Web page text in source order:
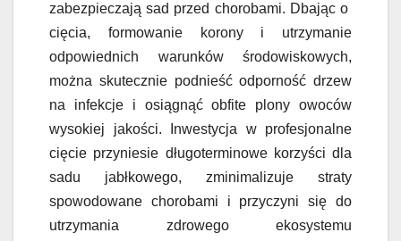
zabezpieczają sad przed chorobami. Dbając o
cięcia, formowanie korony i utrzymanie
odpowiednich warunków środowiskowych,
można skutecznie podnieść odporność drzew
na infekcje i osiągnąć obfite plony owoców
wysokiej jakości. Inwestycja w profesjonalne
cięcie przyniesie długoterminowe korzyści dla
sadu jabłkowego, zminimalizuje straty
spowodowane chorobami i przyczyni się do
utrzymania zdrowego ekosystemu